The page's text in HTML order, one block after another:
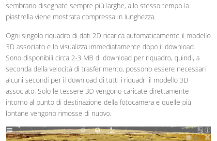
sembrano disegnate sempre più larghe, allo stesso tempo la
piastrella viene mostrata compressa in lunghezza.
Ogni singolo riquadro di dati 2D ricarica automaticamente il modello
3D associato e lo visualizza immediatamente dopo il download.
Sono disponibili circa 2-3 MB di download per riquadro, quindi, a
seconda della velocità di trasferimento, possono essere necessari
alcuni secondi per il download di tutti i riquadri il modello 3D
associato. Solo le tessere 3D vengono caricate direttamente
intorno al punto di destinazione della fotocamera e quelle più
lontane vengono rimosse di nuovo.